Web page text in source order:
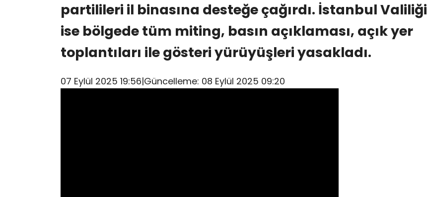
partilileri il binasına desteğe çağırdı. İstanbul Valiliği
ise bölgede tüm miting, basın açıklaması, açık yer
toplantıları ile gösteri yürüyüşleri yasakladı.
07 Eylül 2025 19:56|Güncelleme: 08 Eylül 2025 09:20